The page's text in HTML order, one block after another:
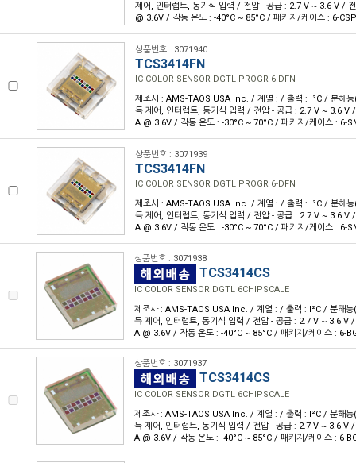
제어, 인터럽트, 동기식 입력 / 전압 - 공급 : 2.7 V ~ 3.6 V /
@ 3.6V / 작동 온도 : -40°C ~ 85°C / 패키지/케이스 : 6-CSP
상품번호 : 3071940
TCS3414FN
IC COLOR SENSOR DGTL PROGR 6-DFN
제조사 : AMS-TAOS USA Inc. / 계열 : / 출력 : I²C / 분해
득 제어, 인터럽트, 동기식 입력 / 전압 - 공급 : 2.7 V ~ 3.6 V
A @ 3.6V / 작동 온도 : -30°C ~ 70°C / 패키지/케이스 : 6-
상품번호 : 3071939
TCS3414FN
IC COLOR SENSOR DGTL PROGR 6-DFN
제조사 : AMS-TAOS USA Inc. / 계열 : / 출력 : I²C / 분해
득 제어, 인터럽트, 동기식 입력 / 전압 - 공급 : 2.7 V ~ 3.6 V
A @ 3.6V / 작동 온도 : -30°C ~ 70°C / 패키지/케이스 : 6-
상품번호 : 3071938
TCS3414CS
IC COLOR SENSOR DGTL 6CHIPSCALE
제조사 : AMS-TAOS USA Inc. / 계열 : / 출력 : I²C / 분해
득 제어, 인터럽트, 동기식 입력 / 전압 - 공급 : 2.7 V ~ 3.6 V
A @ 3.6V / 작동 온도 : -40°C ~ 85°C / 패키지/케이스 : 6-
상품번호 : 3071937
TCS3414CS
IC COLOR SENSOR DGTL 6CHIPSCALE
제조사 : AMS-TAOS USA Inc. / 계열 : / 출력 : I²C / 분해
득 제어, 인터럽트, 동기식 입력 / 전압 - 공급 : 2.7 V ~ 3.6 V
A @ 3.6V / 작동 온도 : -40°C ~ 85°C / 패키지/케이스 : 6-